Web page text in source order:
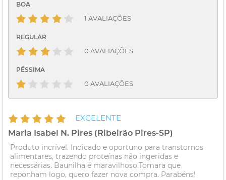
BOA
1 AVALIAÇÕES
REGULAR
0 AVALIAÇÕES
PÉSSIMA
0 AVALIAÇÕES
EXCELENTE
Maria Isabel N. Pires (Ribeirão Pires-SP)
Produto incrível. Indicado e oportuno para transtornos
alimentares, trazendo proteínas não ingeridas e
necessárias. Baunilha é maravilhoso.Tomara que
reponham logo, quero fazer nova compra. Parabéns!